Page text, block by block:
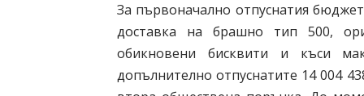
За първоначално отпуснатия
доставка на брашно тип 500,
обикновени бисквити и къси
допълнително отпуснатите 14 004